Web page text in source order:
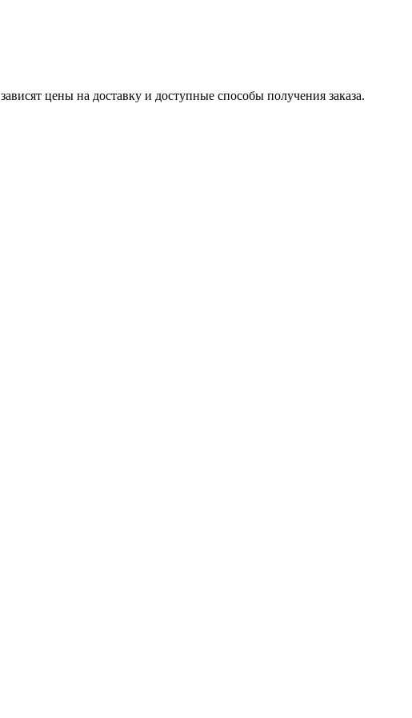
цены на доставку и доступные способы получения заказа.